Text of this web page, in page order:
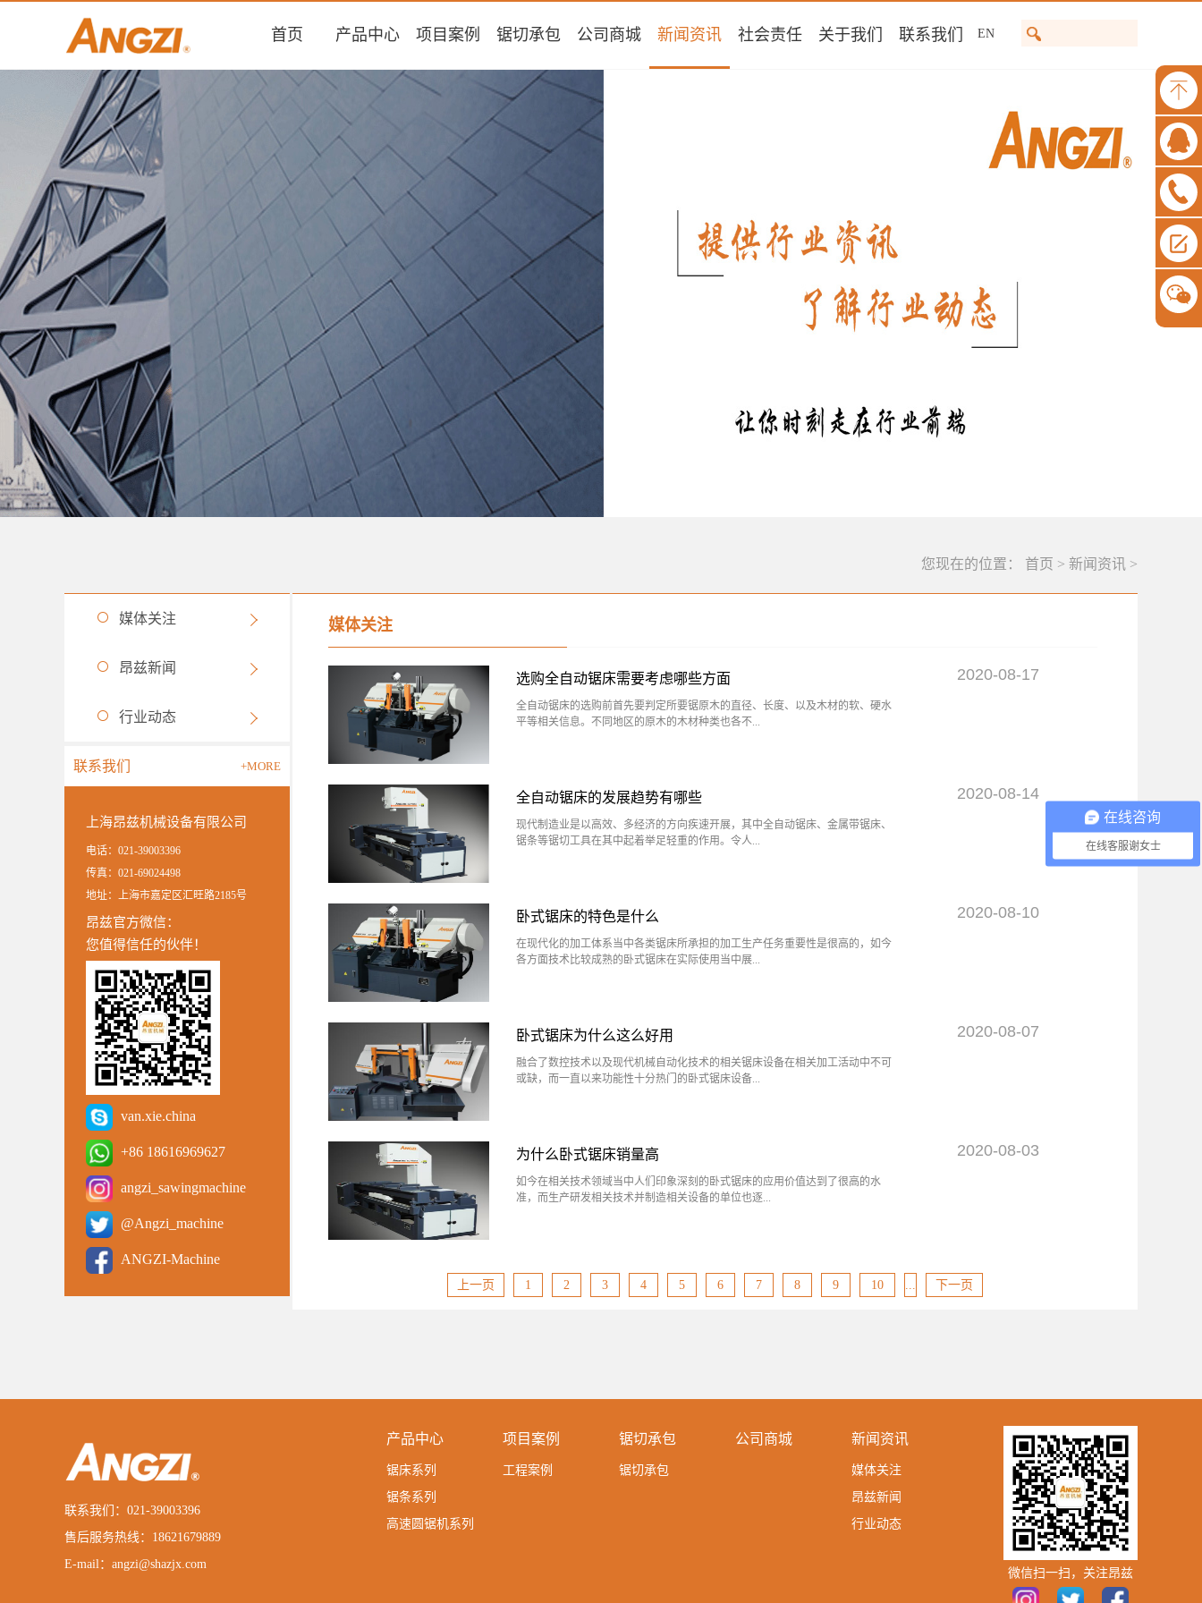
EN
首页 产品中心 项目案例 锯切承包 公司商城 新闻资讯 社会责任 关于我们 联系我们
您现在的位置： 首页 > 新闻资讯 >
媒体关注
昂兹新闻
行业动态
联系我们 +MORE
上海昂兹机械设备有限公司
电话：021-39003396
传真：021-69024498
地址：上海市嘉定区汇旺路2185号
昂兹官方微信：
您值得信任的伙伴！
van.xie.china
+86 18616969627
angzi_sawingmachine
@Angzi_machine
ANGZI-Machine
媒体关注
选购全自动锯床需要考虑哪些方面
全自动锯床的选购前首先要判定所要锯原木的直径、长度、以及木材的软、硬水
平等相关信息。不同地区的原木的木材种类也各不...
1、选购的时候要考虑因地制宜全自动锯床各个规格的技术参数需要大家在选择
前考虑到，作为参考因素选择。由于各地用户对带锯床机运用的习气不同，因此
选用带锯机时的主见也不一样。在的东北地域，地习气分组购置，一般一组可分
多倍多合适精加工。全自动锯床的自动化水平高，无需过于依托人力降低劳动本
金属保护处理全自动锯床在运用的时间较长之后会影响到锯条的寿命，在制造工
艺上应留意两种金属的分离受力才能，在表面增加一层金属进行一定的处置，这
2020-08-17
全自动锯床的发展趋势有哪些
现代制造业是以高效、多经济的方向疾速开展，其中全自动锯床、金属带锯床、
锯条等锯切工具在其中起着举足轻重的作用。令人...
上选择愈加先进的，例如选用比较抢先的激光定位、变频电动机驱动以及精密的
滚珠丝杠传动用来配合操做的液压系统。计算机主动在线监控全自动锯床的锯切
全进程，锯条速度、进给速度、卡紧力均可做到恣意设置、优化组合，由此提高
床的开展趋向，全自动锯床也不破例。如今有许多的锯床企业逐步兴起，固然在
人才的不时崛起全自动锯床行业一定会有显着的效果。在材料应用方面全自动锯
床有着明显的优势，锯床切割速度快和切割精度高以及材料损耗较小等特性使带
2020-08-14
卧式锯床的特色是什么
在现代化的加工体系当中各类锯床所承担的加工生产任务重要性是很高的，如今
各方面技术比较成熟的卧式锯床在实际使用当中展...
1、调试水平很高首先让相关客户感到足够不错的卧式锯床设备的调试水平达到
了令人侧目的水准，在相关领域当中大家普遍赞许的卧式锯床设备凭借这种调试
机制而很好的保证了应用价值。尤其是在不同领域当中使用的相关设备凭借这种
另一方面来看大家津津乐道的卧式锯床设备的加工模式逐步达到了十分成熟的水
满足能力方面。当然如此成熟的加工机制也反映了卧式锯床设备的厂家掌握的相
关技术的先进性。不得不说令人期待的卧式锯床设备的调试水平这些年来达到了
2020-08-10
卧式锯床为什么这么好用
融合了数控技术以及现代机械自动化技术的相关锯床设备在相关加工活动中不可
或缺，而一直以来功能性十分热门的卧式锯床设备...
享有盛誉的卧式锯床让使用者感到如此好用：第1点、基础构造和使用方式设计
合理首先，卧式锯床独特的造型，和创新式的结构，意味着其能够满足多种不同
的切割工艺加工的特殊化。而这种多元化的适应性，也体现在相关卧式锯床设备
域的朋友都知道这类卧式锯床设备的功能配置十分符合实际，因为相关单位的技
术研发团队对当下不同市场的实际应用要求是足够了解的，当然相关单位的技术
2020-08-07
为什么卧式锯床销量高
如今在相关技术领域当中人们印象深刻的卧式锯床的应用价值达到了很高的水
准，而生产研发相关技术并制造相关设备的单位也逐...
备的销量这么高？第1点、设备适用面很广首先让广大用户感到靠谱的是相关卧
式锯床设备可以适用于多个加工生产领域，多种生产加工领域当中的相关技术工
制化的卧式锯床设备更是让一些有特殊加工要求的客户们感到十分的惊喜。很明
市场反馈，尤其是较高的适用面以及实惠性很强的设备价格更是让相关设备的用
2020-08-03
上一页 1 2 3 4 5 6 7 8 9 10 ... 下一页
联系我们：021-39003396
售后服务热线：18621679889
E-mail：angzi@shazjx.com
产品中心
锯床系列
锯条系列
高速圆锯机系列
项目案例
工程案例
锯切承包
锯切承包
公司商城 新闻资讯
媒体关注
昂兹新闻
行业动态
微信扫一扫，关注昂兹
在线咨询
在线客服谢女士